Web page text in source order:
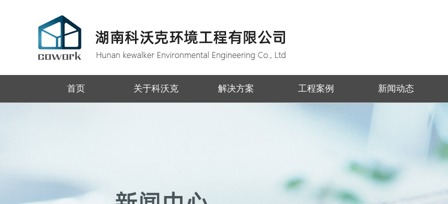
首页 关于科沃克 解决方案 工程案例 新闻动态